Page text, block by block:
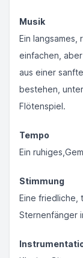
Musik
Ein langsames,
einfachen,
aus einer
bestehen,
Flötenspiel.
Tempo
Ein
Stimmung
Eine friedliche,
Sternenfänger